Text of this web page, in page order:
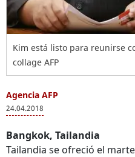
Kim está listo para reunirse
collage AFP
Agencia AFP
24.04.2018
Bangkok, Tailandia
Tailandia se ofreció el